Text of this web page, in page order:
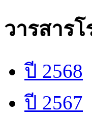
วารสาร
ปี 2568
ปี 2567